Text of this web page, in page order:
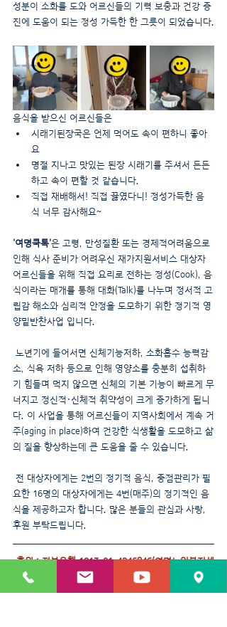
성분이 소화를 도와 어르신들의 기력 보충과 건강 증
진에 도움이 되는 정성 가득한 한 그릇이 되었습니다.
음식을 받으신 어르신들은
시래기된장국은 언제 먹어도 속이 편하니 좋아
요
명절 지나고 맛있는 된장 시래기를 주셔서 든든
하고 속이 편할 것 같습니다.
직접 재배해서! 직접 끓였다니! 정성가득한 음
식 너무 감사해요~
'여명쿡톡'은 고령, 만성질환 또는 경제적어려움으로
인해 식사 준비가 어려우신 재가지원서비스 대상자
어르신들을 위해 직접 요리로 전하는 정성(Cook), 음
식이라는 매개를 통해 대화(Talk)를 나누며 정서적 고
립감 해소와 심리적 안정을 도모하기 위한 정기적 영
양밑반찬사업 입니다.
노년기에 들어서면 신체기능저하, 소화흡수 능력감
소, 식욕 저하 등으로 인해 영양소를 충분히 섭취하
기 힘들며 먹지 않으면 신체의 기본 기능이 빠르게 무
너지고 정신적·신체적 취약성이 크게 증가하게 됩니
다. 이 사업을 통해 어르신들이 지역사회에서 계속 거
주(aging in place)하여 건강한 식생활을 도모하고 삶
의 질을 향상하는데 큰 도움을 줄 수 있습니다.
전 대상자에게는 2번의 정기적 음식, 중점관리가 필
요한 16명의 대상자에게는 4번(매주)의 정기적인 음
식을 제공하고자 합니다. 많은 분들의 관심과 사랑,
후원 부탁드립니다.
후원 : 전북은행 1013-01-4246846(여명노인복지센